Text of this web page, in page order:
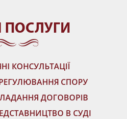
КОНСУЛЬТАЦІЇ
СПОРУ
ДОГОВОРІВ
В СУДІ